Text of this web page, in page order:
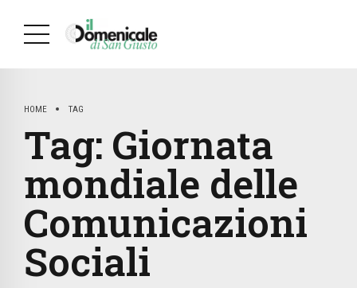
HOME TAG
Tag: Giornata
mondiale delle
Comunicazioni
Sociali